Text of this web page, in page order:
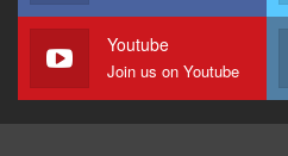
Youtube
Join us on Youtube